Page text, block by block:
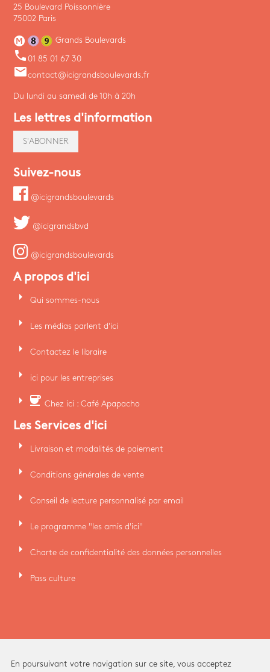
25 Boulevard Poissonnière
75002 Paris
Grands Boulevards
phone 01 85 01 67 30
emailcontact@icigrandsboulevards.fr
Du lundi au samedi de 10h à 20h
Les lettres d'information
S'ABONNER
Suivez-nous
@icigrandsboulevards
@icigrandsbvd
@icigrandsboulevards
A propos d'ici
arrow_right Qui sommes-nous
arrow_right Les médias parlent d'ici
arrow_right Contactez le libraire
arrow_right ici pour les entreprises
arrow_right coffee Chez ici : Café Apapacho
Les Services d'ici
arrow_right Livraison et modalités de paiement
arrow_right Conditions générales de vente
arrow_right Conseil de lecture personnalisé par email
arrow_right Le programme "les amis d'ici"
arrow_right Charte de confidentialité des données personnelles
arrow_right Pass culture
En poursuivant votre navigation sur ce site, vous acceptez